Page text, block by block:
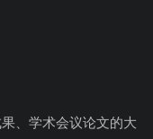
、学术会议论文的大